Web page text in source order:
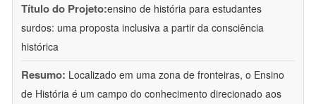
Título do Projeto:ensino de história para estudantes
surdos: uma proposta inclusiva a partir da consciência
histórica
Resumo: Localizado em uma zona de fronteiras, o Ensino
de História é um campo do conhecimento direcionado aos